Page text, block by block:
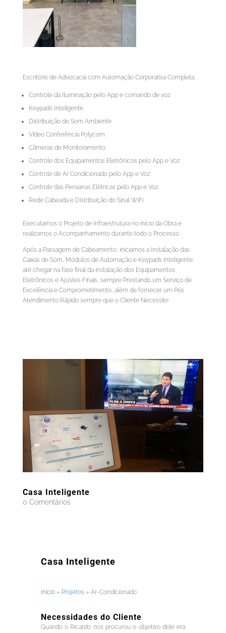
Escritório de Advocacia com Automação Corporativa Completa.
Controle da Iluminação pelo App e comando de voz.
Keypads Inteligente
Distribuição de Som Ambiente
Vídeo Conferência Polycom
Câmeras de Monitoramento
Controle dos Equipamentos Eletrônicos pelo App e Voz
Controle de Ar Condicionado pelo App e Voz
Controle das Persianas Elétricas pelo App e Voz
Rede Cabeada e Distribuição do Sinal WiFi
Executamos o Projeto de Infraestrutura no início da Obra e
realizamos o Acompanhamento durante todo o Processo.
Após a Passagem de Cabeamento, iniciamos a Instalação das
Caixas de Som, Módulos de Automação e Keypads Inteligente,
até chegar na fase final da instalação dos Equipamentos
Eletrônicos e Ajustes Finais, sempre Prestando um Serviço de
Excelência e Comprometimento, além de fornecer um Pós
Atendimento Rápido sempre que o Cliente Necessite.
Casa Inteligente
0 Comentários
Casa Inteligente
Início» Projetos» Ar-Condicionado
Necessidades do Cliente
Quando o Ricardo nos procurou o objetivo dele era